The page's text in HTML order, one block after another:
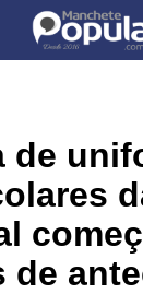
de
de